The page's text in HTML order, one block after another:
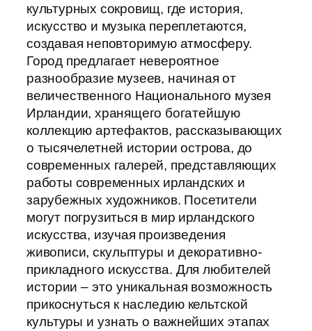
культурных сокровищ, где история,
искусство и музыка переплетаются,
создавая неповторимую атмосферу.
Город предлагает невероятное
разнообразие музеев, начиная от
величественного Национального музея
Ирландии, хранящего богатейшую
коллекцию артефактов, рассказывающих
о тысячелетней истории острова, до
современных галерей, представляющих
работы современных ирландских и
зарубежных художников. Посетители
могут погрузиться в мир ирландского
искусства, изучая произведения
живописи, скульптуры и декоративно-
прикладного искусства. Для любителей
истории – это уникальная возможность
прикоснуться к наследию кельтской
культуры и узнать о важнейших этапах